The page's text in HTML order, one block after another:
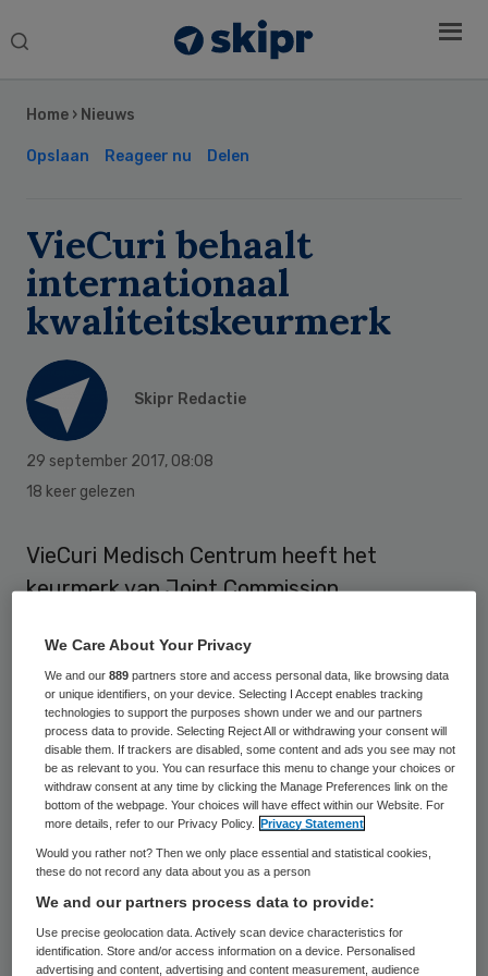
Search
Home › Nieuws
Opslaan Reageer nu Delen
VieCuri behaalt
internationaal
kwaliteitskeurmerk
Skipr Redactie
29 september 2017, 08:08
18 keer gelezen
VieCuri Medisch Centrum heeft het
keurmerk van Joint Commission
kwaliteit en veiligheid van zorg. De JCI is
een onafhankelijke organisatie die
wereldwijd zorginstellingen toetst.
De JCI nam bij VieCuri onder meer de
medicatieveiligheid, voorlichting aan
patiënten, beperking van het risico van
infecties en correcte identificatie van
patiënten onder de loep. Daarnaast ook
zaken als onderhoud van (medische)
apparatuur, inrichting en beheer van de
Sidebar
We Care About Your Privacy
We and our889 partners store and access personal data, like browsing data
or unique identifiers, on your device. Selecting I Accept enables tracking
technologies to support the purposes shown under we and our partners
process data to provide. Selecting Reject All or withdrawing your consent will
disable them. If trackers are disabled, some content and ads you see may not
be as relevant to you. You can resurface this menu to change your choices or
withdraw consent at any time by clicking the Manage Preferences link on the
bottom of the webpage. Your choices will have effect within our Website. For
more details, refer to our Privacy Policy.
Privacy Statement
Would you rather not? Then we only place essential and statistical cookies,
these do not record any data about you as a person
We and our partners process data to provide:
Use precise geolocation data. Actively scan device characteristics for
identification. Store and/or access information on a device. Personalised
advertising and content, advertising and content measurement, audience